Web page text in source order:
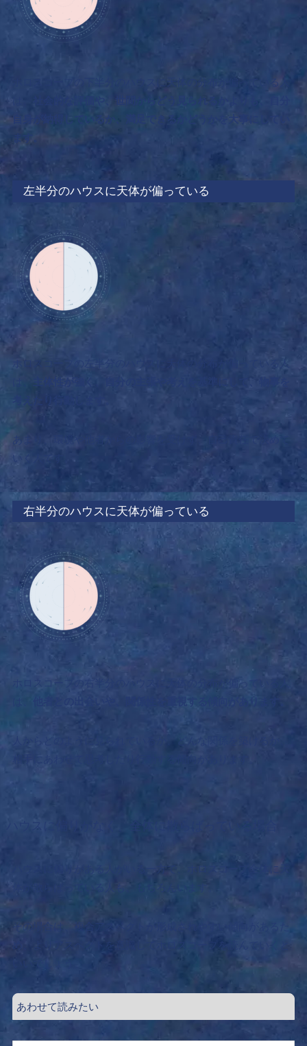
ホロスコープの下半分のハウスに天体の分布が偏っている人
社会的な評価や、世間からどう見られるかよりも、自分
自身が納得しているか、満足できるかどうかを大事にしてい
ます。
左半分のハウスに天体が偏っている
ホロスコープの左半分のハウスに天体の分布が偏っている人
主体性が強く、自分の主張や考えを基準にして、物事を
あまり、環境や他者からの影響を受けず、自己責任で決めて
いく人です。
右半分のハウスに天体が偏っている
ホロスコープの右半分のハウスに天体の分布が偏っている人
他者との出会いや、関係性を重視する傾向があります。
人からどのように見られているか、どんな関係を築けるか、
ハウスに偏りがある人がいる一方で、ホロスコープ全体に天
その場合は、複合アスペクトが形成されやすい傾向があるた
め、よりアスペクトを意識してホロスコープを読んでいくと
いいでしょう。
あわせて読みたい